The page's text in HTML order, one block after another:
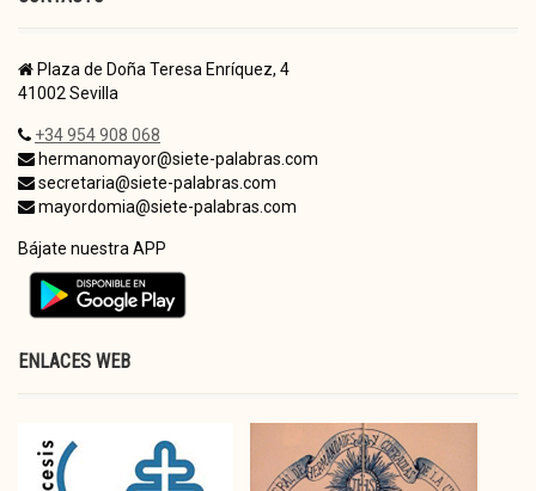
Plaza de Doña Teresa Enríquez, 4
41002 Sevilla
+34 954 908 068
hermanomayor@siete-palabras.com
secretaria@siete-palabras.com
mayordomia@siete-palabras.com
Bájate nuestra APP
ENLACES WEB